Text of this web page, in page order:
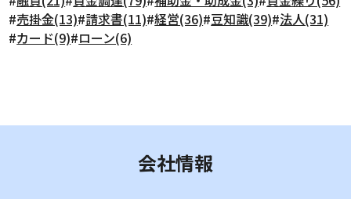
#売掛金(13)#請求書(11)#経営(36)#豆知識(39)#法人(31)
#カード(9)#ローン(6)
会社情報